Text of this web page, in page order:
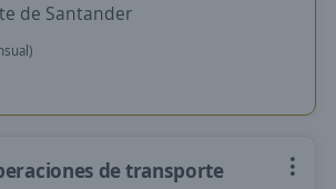
de Santander
de transporte